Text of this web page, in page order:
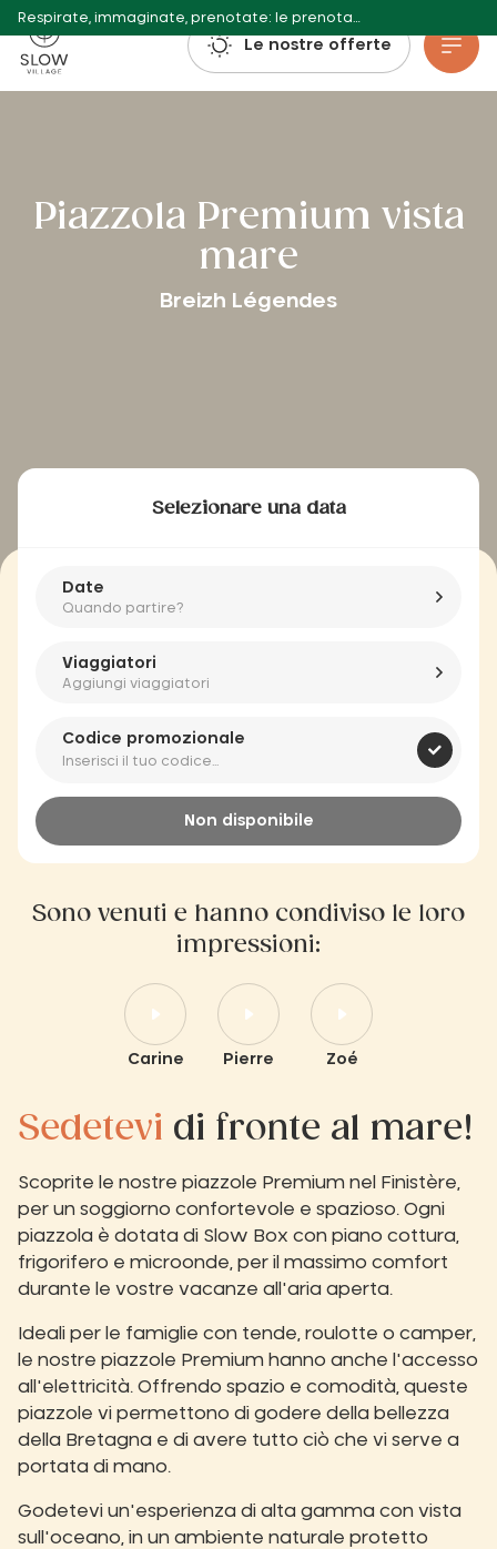
Villaggio lento
Le nostre offerte
Piazzola Premium vista
mare
Breizh Légendes
Selezionare una data
Date
Quando partire?
Viaggiatori
Aggiungi viaggiatori
Codice promozionale
Non disponibile
Sono venuti e hanno condiviso le loro
impressioni:
Carine Pierre Zoé
Sedetevi di fronte al mare!
Scoprite le nostre piazzole Premium nel Finistère,
per un soggiorno confortevole e spazioso. Ogni
piazzola è dotata di Slow Box con piano cottura,
frigorifero e microonde, per il massimo comfort
durante le vostre vacanze all'aria aperta.
Ideali per le famiglie con tende, roulotte o camper,
le nostre piazzole Premium hanno anche l'accesso
all'elettricità. Offrendo spazio e comodità, queste
piazzole vi permettono di godere della bellezza
della Bretagna e di avere tutto ciò che vi serve a
portata di mano.
Godetevi un'esperienza di alta gamma con vista
sull'oceano, in un ambiente naturale protetto